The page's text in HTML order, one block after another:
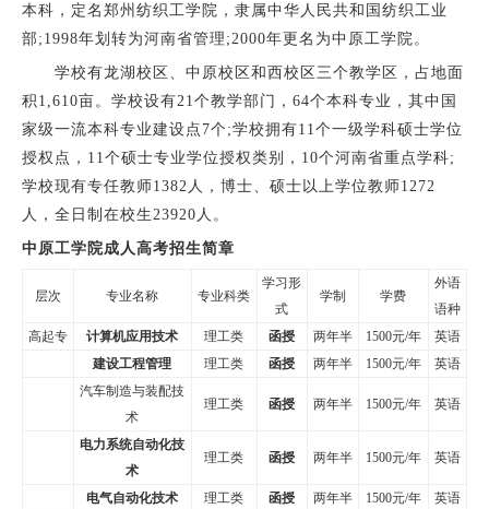
本科，定名郑州纺织工学院，隶属中华人民共和国纺织工业
部;1998年划转为河南省管理;2000年更名为中原工学院。
学校有龙湖校区、中原校区和西校区三个教学区，占地面
积1,610亩。学校设有21个教学部门，64个本科专业，其中国
家级一流本科专业建设点7个;学校拥有11个一级学科硕士学位
授权点，11个硕士专业学位授权类别，10个河南省重点学科;
学校现有专任教师1382人，博士、硕士以上学位教师1272
人，全日制在校生23920人。
中原工学院成人高考招生简章
层次 专业名称 专业科类
学习形
式
学制 学费
外语
语种
高起专
计算机应用技术 理工类 函授 两年半 1500元/年
英语
建设工程管理
理工类 函授 两年半 1500元/年
英语
汽车制造与装配技
术
理工类 函授 两年半 1500元/年 英语
电力系统自动化技
术
理工类 函授 两年半 1500元/年 英语
电气自动化技术 理工类 函授 两年半 1500元/年
英语